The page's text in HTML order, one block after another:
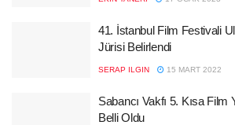
41. İstanbul Film Festivali
Jürisi Belirlendi
SERAP ILGIN 15 MART 2022
Sabancı Vakfı 5. Kısa Film
Belli Oldu